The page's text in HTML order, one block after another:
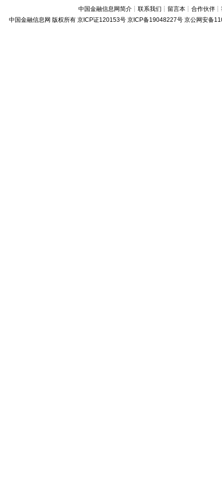
中国金融信息网简介 ┊联系我们 ┊ 留言本 ┊合作伙伴 ┊
中国金融信息网 版权所有 京ICP证120153号 京ICP备19048227号 京公网安备